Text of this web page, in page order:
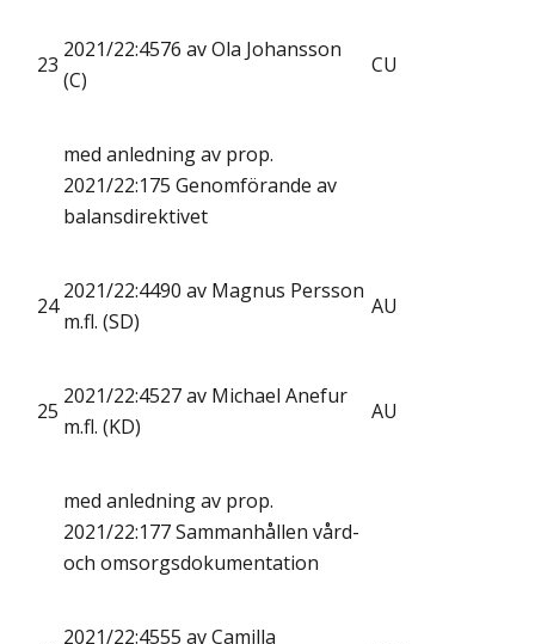
23
2021/22:4576 av Ola Johansson
(C)
CU
med anledning av prop.
2021/22:175 Genomförande av
balansdirektivet
24
2021/22:4490 av Magnus Persson
m.fl. (SD)
AU
25
2021/22:4527 av Michael Anefur
m.fl. (KD)
AU
med anledning av prop.
2021/22:177 Sammanhållen vård-
och omsorgsdokumentation
2021/22:4555 av Camilla